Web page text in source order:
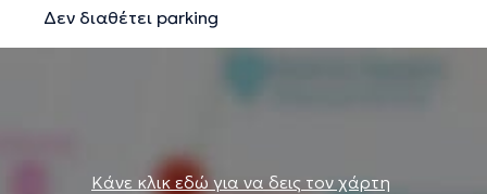
Δεν διαθέτει parking
Κάνε κλικ εδώ για να δεις τον χάρτη